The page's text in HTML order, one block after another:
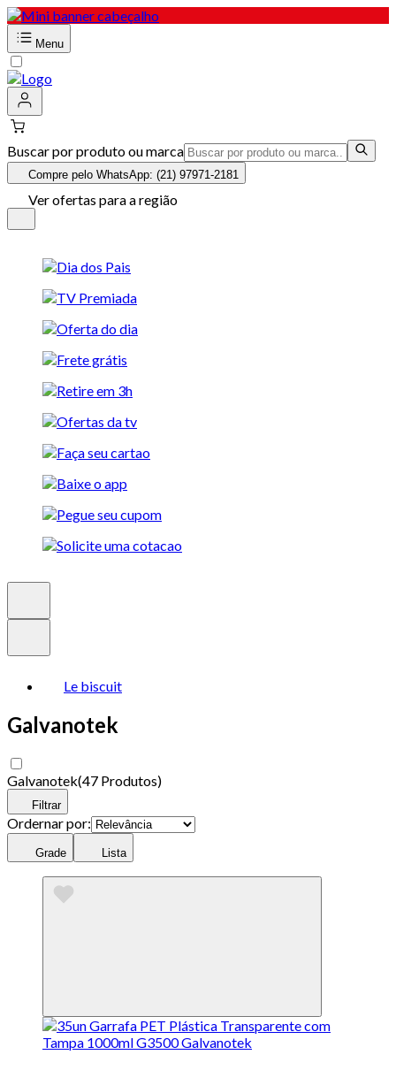
Menu
Buscar por produto ou marca
Compre pelo WhatsApp: (21) 97971-2181
Ver ofertas para a região
Le biscuit
Galvanotek
Galvanotek(47 Produtos)
Filtrar
Ordernar por:
Grade Lista